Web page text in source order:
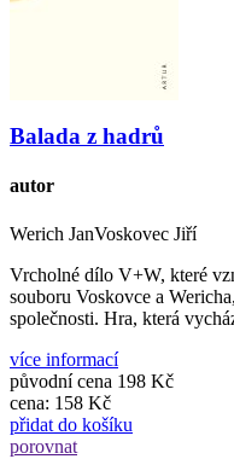
Balada z hadrů
autor
Werich JanVoskovec Jiří
Vrcholné dílo V+W, které
souboru Voskovce a
společnosti. Hra, která
více informací
původní cena 198 Kč
cena: 158 Kč
přidat do košíku
porovnat